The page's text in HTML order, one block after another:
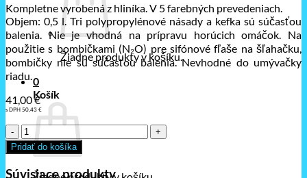
Žiadne produkty v košíku.
0
Košík
Kompletne vyrobená z hliníka. V 5 farebných prevedeniach.
Objem: 0,5 l. Tri polypropylénové násady a kefka sú súčasťou
balenia. Nie je vhodná na prípravu horúcich omáčok. Na
použitie s bombičkami (N₂O) pre sifónové fľaše na šľahačku,
bombičky nie sú súčasťou balenia. Nevhodné do umývačky
riadu.
41,00€
s DPH 50,43 €
množstvo
Sifónová
fľaša
na
Pridať do košíka
Súvisiace produkty